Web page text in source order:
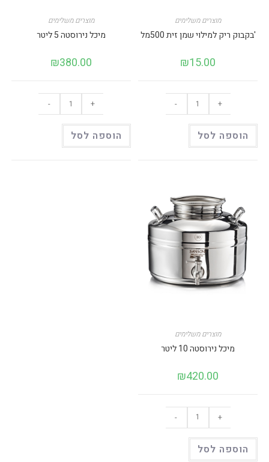
מוצרים משלימים
בקבוק ריק למילוי שמן זית 500מל'
₪15.00
כמות
של
בקבוק
ריק
למילוי
שמן
זית
- +
הוספה לסל
מוצרים משלימים
מיכל נירוסטה 5 ליטר
₪380.00
כמות
של
מיכל
נירוסטה
5
ליטר
- +
הוספה לסל
מוצרים משלימים
מיכל נירוסטה 10 ליטר
₪420.00
כמות
של
מיכל
נירוסטה
10
ליטר
- +
הוספה לסל